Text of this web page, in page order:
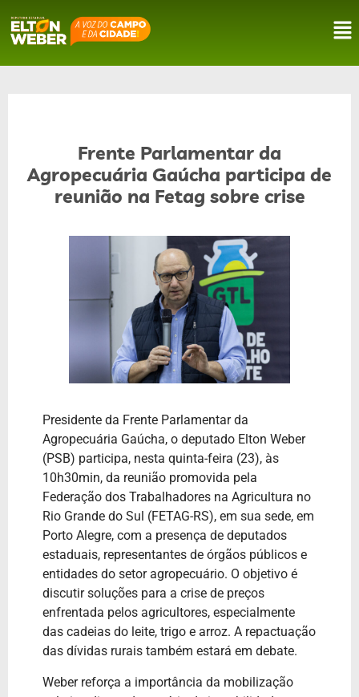
Frente Parlamentar da
Agropecuária Gaúcha participa de
reunião na Fetag sobre crise
Presidente da Frente Parlamentar da
Agropecuária Gaúcha, o deputado Elton Weber
(PSB) participa, nesta quinta-feira (23), às
10h30min, da reunião promovida pela
Federação dos Trabalhadores na Agricultura no
Rio Grande do Sul (FETAG-RS), em sua sede, em
Porto Alegre, com a presença de deputados
estaduais, representantes de órgãos públicos e
entidades do setor agropecuário. O objetivo é
discutir soluções para a crise de preços
enfrentada pelos agricultores, especialmente
das cadeias do leite, trigo e arroz. A repactuação
das dívidas rurais também estará em debate.
Weber reforça a importância da mobilização